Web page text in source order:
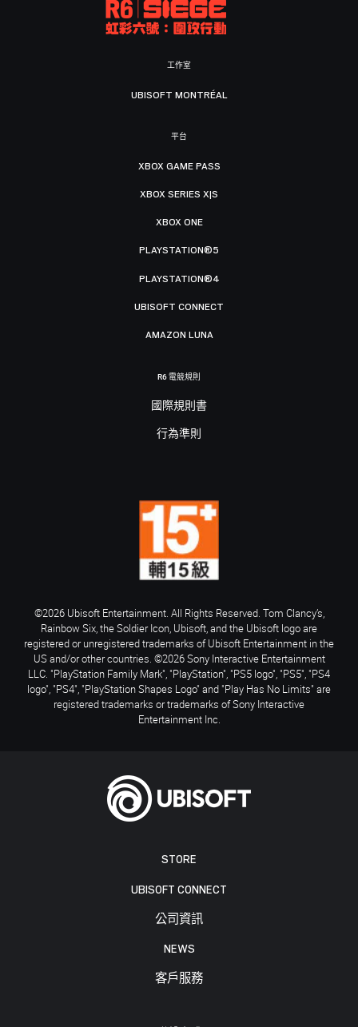
STORE
UBISOFT CONNECT
公司資訊
NEWS
客戶服務
工作室
UBISOFT MONTRÉAL
平台
XBOX GAME PASS
XBOX SERIES X|S
XBOX ONE
PLAYSTATION®5
PLAYSTATION®4
UBISOFT CONNECT
AMAZON LUNA
R6 電競規則
國際規則書
行為準則
©2026 Ubisoft Entertainment. All Rights Reserved. Tom Clancy’s,
Rainbow Six, the Soldier Icon, Ubisoft, and the Ubisoft logo are
registered or unregistered trademarks of Ubisoft Entertainment in the
US and/or other countries. ©2026 Sony Interactive Entertainment
LLC. "PlayStation Family Mark", "PlayStation", "PS5 logo", "PS5", "PS4
logo", "PS4", "PlayStation Shapes Logo" and "Play Has No Limits" are
registered trademarks or trademarks of Sony Interactive
Entertainment Inc.